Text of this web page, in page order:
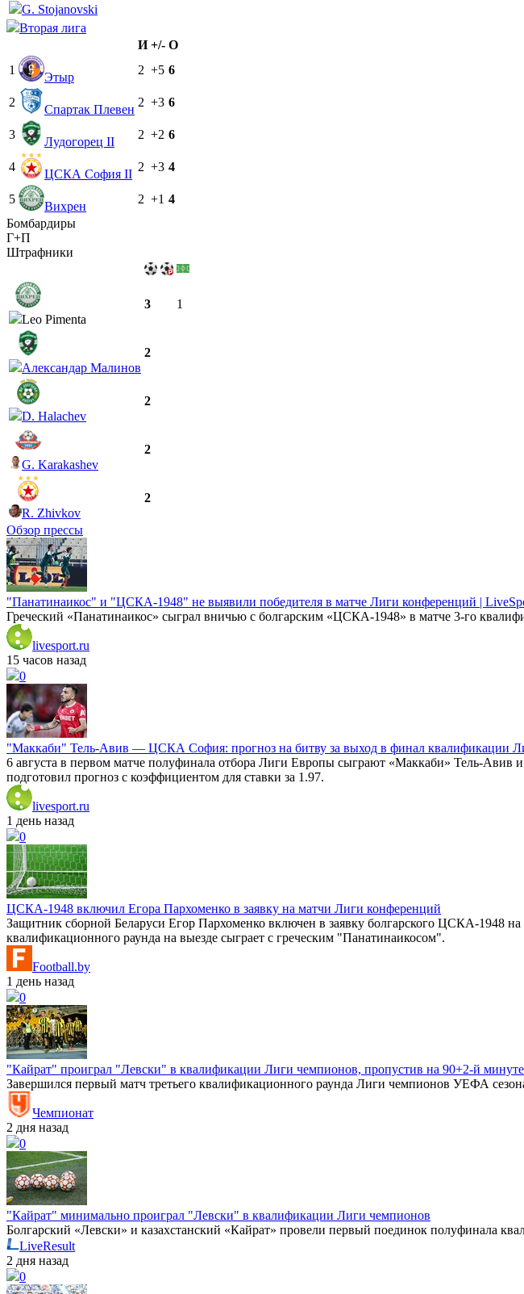
G. Stojanovski
Вторая лига
И +/- О
1
Этыр
2 +5 6
2
Спартак Плевен
2 +3 6
3
Лудогорец II
2 +2 6
4
ЦСКА София II
2 +3 4
5
Вихрен
2 +1 4
Бомбардиры
Г+П
Штрафники
Leo Pimenta
3 1
Александар Малинов
2
D. Halachev
2
G. Karakashev
2
R. Zhivkov
2
Обзор прессы
"Панатинаикос" и "ЦСКА-1948" не выявили победителя в матче Лиги конференций |
Греческий «Панатинаикос» сыграл вничью с болгарским «ЦСКА-1948» в матче 3-го
livesport.ru
15 часов назад
0
"Маккаби" Тель-Авив — ЦСКА София: прогноз на битву за выход в финал квалификации
6 августа в первом матче полуфинала отбора Лиги Европы сыграют «Маккаби» Тель-
подготовил прогноз с коэффициентом для ставки за 1.97.
livesport.ru
1 день назад
0
ЦСКА-1948 включил Егора Пархоменко в заявку на матчи Лиги конференций
Защитник сборной Беларуси Егор Пархоменко включен в заявку болгарского ЦСКА-1948
квалификационного раунда на выезде сыграет с греческим "Панатинаикосом".
Football.by
1 день назад
0
"Кайрат" проиграл "Левски" в квалификации Лиги чемпионов, пропустив на 90+2-й минуте
Завершился первый матч третьего квалификационного раунда Лиги чемпионов УЕФА
Чемпионат
2 дня назад
0
"Кайрат" минимально проиграл "Левски" в квалификации Лиги чемпионов
Болгарский «Левски» и казахстанский «Кайрат» провели первый поединок полуфинала
LiveResult
2 дня назад
0